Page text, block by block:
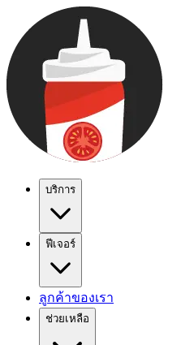
บริการ
ฟีเจอร์
ลูกค้าของเรา
ช่วยเหลือ